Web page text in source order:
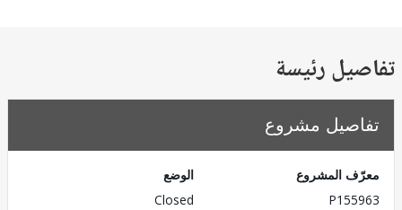
رئيسة
مشروع
المشروع